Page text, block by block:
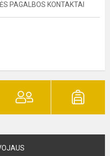
PAGALBOS KONTAKTAI